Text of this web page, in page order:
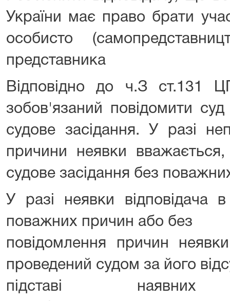
України має право брати
особисто
представника
Відповідно до ч.З ст.131
зобов'язаний повідомити
судове засідання. У разі
причини неявки
судове засідання без
У разі неявки відповідача
поважних причин або без
повідомлення причин
проведений судом за його
підставі